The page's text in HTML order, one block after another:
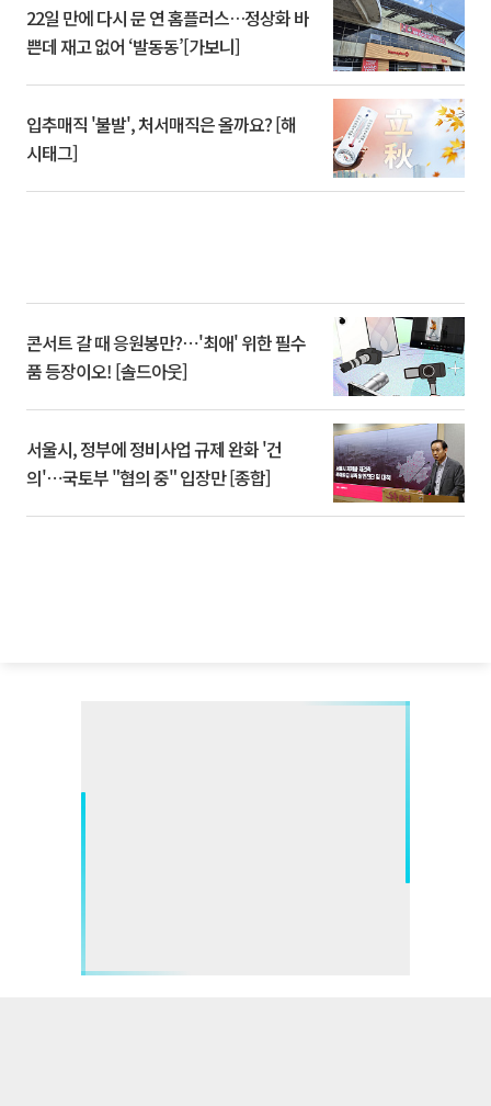
22일 만에 다시 문 연 홈플러스…정상화 바
쁜데 재고 없어 ‘발동동’[가보니]
입추매직 '불발', 처서매직은 올까요? [해
시태그]
콘서트 갈 때 응원봉만?⋯'최애' 위한 필수
품 등장이오! [솔드아웃]
서울시, 정부에 정비사업 규제 완화 '건
의'⋯국토부 "협의 중" 입장만 [종합]